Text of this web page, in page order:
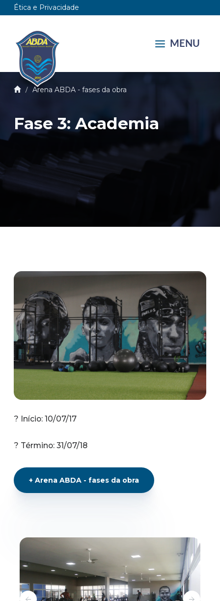
Ética e Privacidade
MENU
Arena ABDA - fases da obra
Fase 3: Academia
? Início: 10/07/17
? Término: 31/07/18
+Arena ABDA - fases da obra